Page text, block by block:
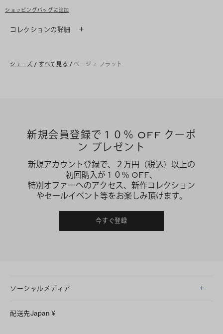
ショッピングバッグに追加
コレクションの詳細
シューズ / すべて見る / ベージュ フラット
新規会員登録で１０％ OFF クーポ
ン プレゼント
新規アカウント登録で、２万円（税込）以上の
初回購入が１０％ OFF、
特別オファーへのアクセス、新作コレクション
やセールイベント等をお楽しみ頂けます。
今すぐ登録
ソーシャルメディア
配送先Japan ¥